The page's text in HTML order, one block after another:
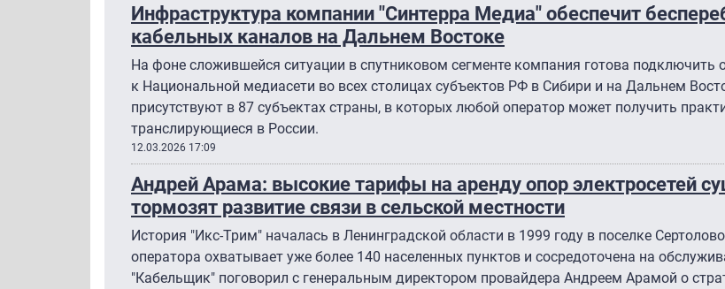
Инфраструктура компании "Синтерра Медиа" обеспечит
кабельных каналов на Дальнем Востоке
На фоне сложившейся ситуации в спутниковом сегменте компания готова подключить
к Национальной медиасети во всех столицах субъектов РФ в Сибири и на Дальнем
присутствуют в 87 субъектах страны, в которых любой оператор может получить
транслирующиеся в России.
12.03.2026 17:09
Андрей Арама: высокие тарифы на аренду опор электросетей
тормозят развитие связи в сельской местности
История "Икс-Трим" началась в Ленинградской области в 1999 году в поселке
оператора охватывает уже более 140 населенных пунктов и сосредоточена на
"Кабельщик" поговорил с генеральным директором провайдера Андреем Арамой о